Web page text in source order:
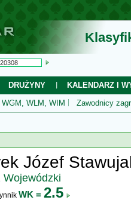
DRUŻYNY
KALENDARZ I
WGM, WLM, WIM Zawodnicy
Józef
Wojewódzki
WK = 2.5